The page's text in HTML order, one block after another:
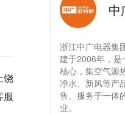
饶
服
中
浙江中广电器集
建于2006年，是
核心，集空气源
净水、新风等产
售、服务于一体
业。